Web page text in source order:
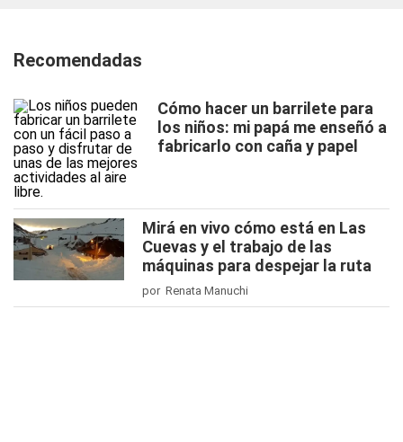
Recomendadas
Cómo hacer un barrilete para
los niños: mi papá me enseñó a
fabricarlo con caña y papel
Mirá en vivo cómo está en Las
Cuevas y el trabajo de las
máquinas para despejar la ruta
por Renata Manuchi